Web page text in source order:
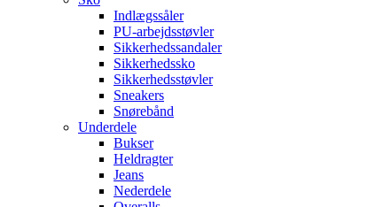
Indlægssåler
PU-arbejdsstøvler
Sikkerhedssandaler
Sikkerhedssko
Sikkerhedsstøvler
Sneakers
Snørebånd
Underdele
Bukser
Heldragter
Jeans
Nederdele